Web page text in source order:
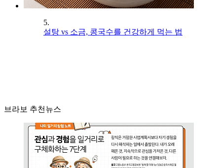
5.
설탕 vs 소금, 콩국수를 건강하게 먹는 법
브라보 추천뉴스